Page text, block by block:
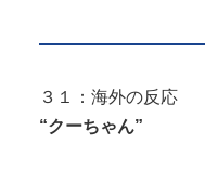
３１：海外の反応
“クーちゃん”